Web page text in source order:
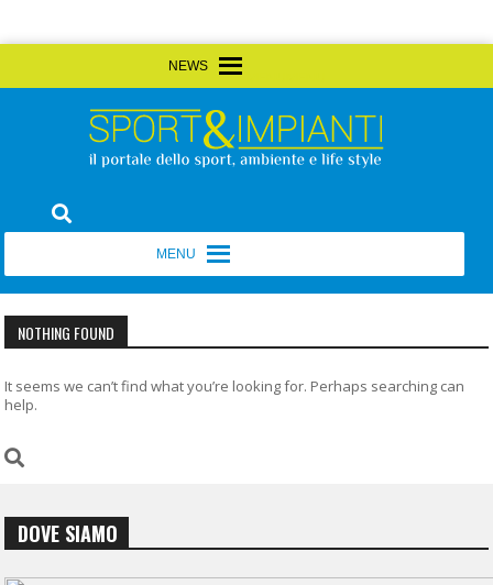
to
Sport&Impianti
NOTHING FOUND
It seems we can’t find what you’re looking for. Perhaps searching can
help.
DOVE SIAMO